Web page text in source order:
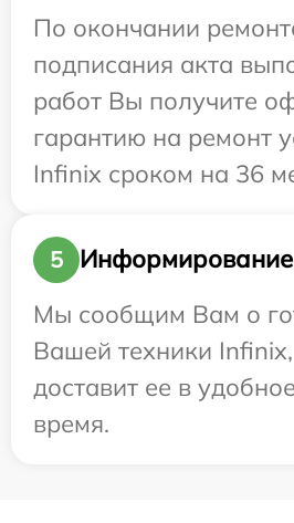
По окончании
подписания акта
работ Вы получите
гарантию на ремонт
Infinix сроком на 36
5
Информирование
Мы сообщим Вам о
Вашей техники
доставит ее в
время.